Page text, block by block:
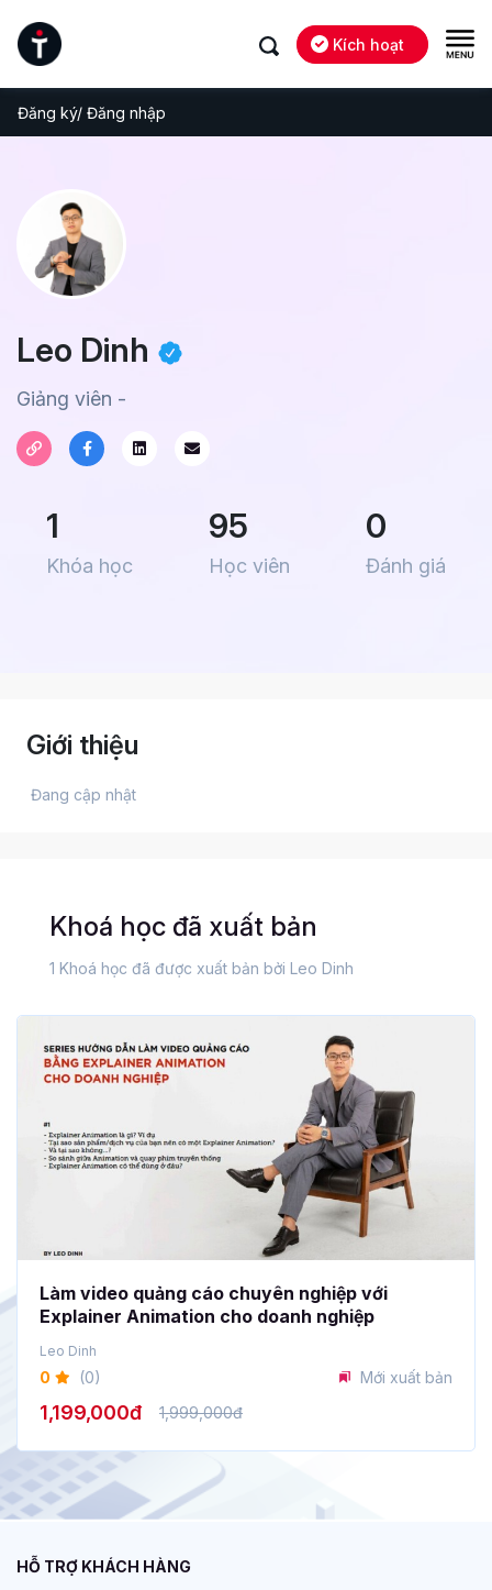
Kích hoạt
Đăng ký/ Đăng nhập
Leo Dinh
Giảng viên -
1
Khóa học
95
Học viên
0
Đánh giá
Giới thiệu
Đang cập nhật
Khoá học đã xuất bản
1 Khoá học đã được xuất bản bởi Leo Dinh
Làm video quảng cáo chuyên nghiệp với
Explainer Animation cho doanh nghiệp
Leo Dinh
0 (0) Mới xuất bản
1,199,000đ 1,999,000đ
HỖ TRỢ KHÁCH HÀNG